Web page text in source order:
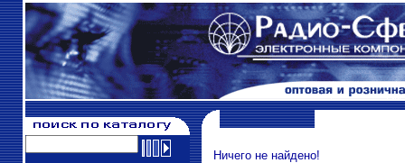
Ничего не найдено!